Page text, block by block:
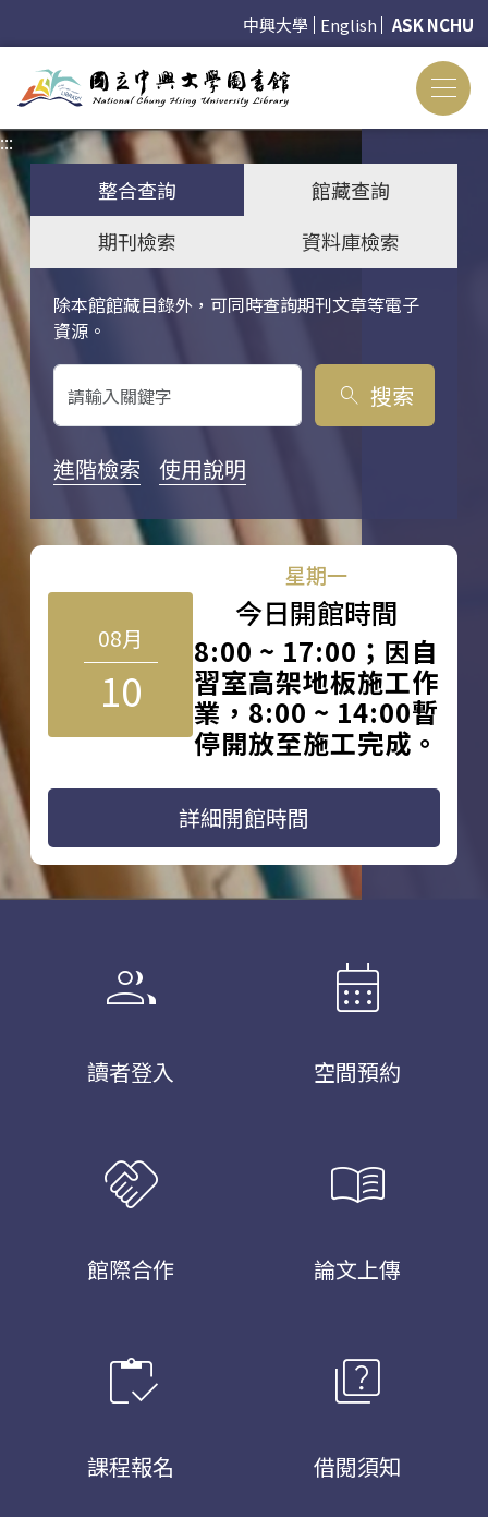
中興大學 English ASK NCHU
:::
整合查詢
館藏查詢
期刊檢索
資料庫檢索
除本館館藏目錄外，可同時查詢期刊文章等電子
資源。
關鍵字搜尋
search 搜索
進階檢索 使用說明
08月
10
星期一
今日開館時間
8:00 ~ 17:00；因自
習室高架地板施工作
業，8:00 ~ 14:00暫
停開放至施工完成。
詳細開館時間
group
讀者登入
calendar_month
空間預約
handshake
館際合作
menu_book
論文上傳
inventory
課程報名
quiz
借閱須知